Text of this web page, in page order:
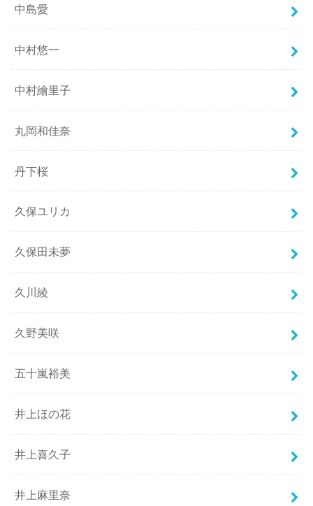
中島愛
中村悠一
中村繪里子
丸岡和佳奈
丹下桜
久保ユリカ
久保田未夢
久川綾
久野美咲
五十嵐裕美
井上ほの花
井上喜久子
井上麻里奈